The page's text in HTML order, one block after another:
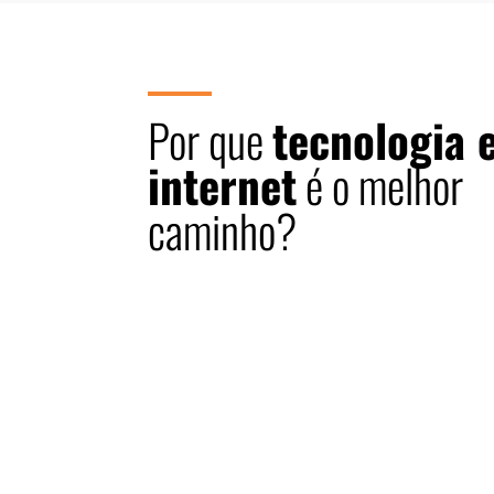
Por quetecnologia
interneté o melhor
caminho?